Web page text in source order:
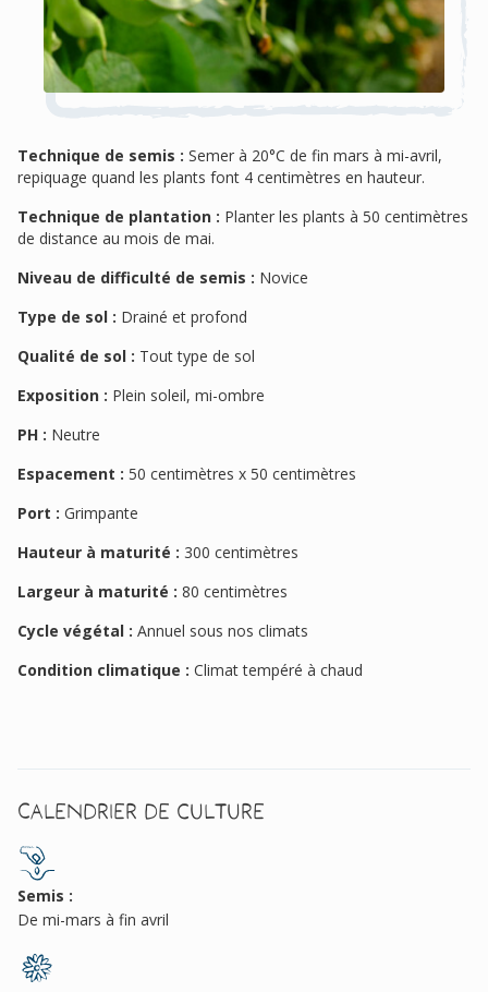
Technique de semis : Semer à 20°C de fin mars à mi-avril,
repiquage quand les plants font 4 centimètres en hauteur.
Technique de plantation : Planter les plants à 50 centimètres
de distance au mois de mai.
Niveau de difficulté de semis : Novice
Type de sol : Drainé et profond
Qualité de sol : Tout type de sol
Exposition : Plein soleil, mi-ombre
PH : Neutre
Espacement : 50 centimètres x 50 centimètres
Port : Grimpante
Hauteur à maturité : 300 centimètres
Largeur à maturité : 80 centimètres
Cycle végétal : Annuel sous nos climats
Condition climatique : Climat tempéré à chaud
Calendrier de culture
Semis :
De mi-mars à fin avril